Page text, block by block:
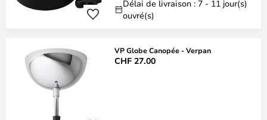
Délai de livraison : 7 - 11 jour(s)
ouvré(s)
VP Globe Canopée - Verpan
CHF 27.00